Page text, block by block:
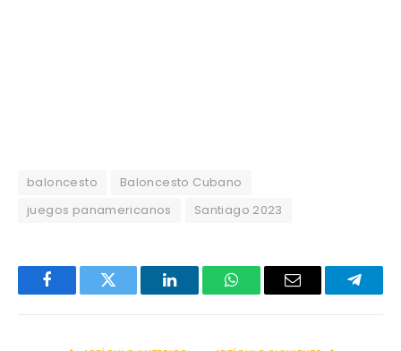
baloncesto
Baloncesto Cubano
juegos panamericanos
Santiago 2023
FacebookTwitter LinkedInWhatsAppEmail